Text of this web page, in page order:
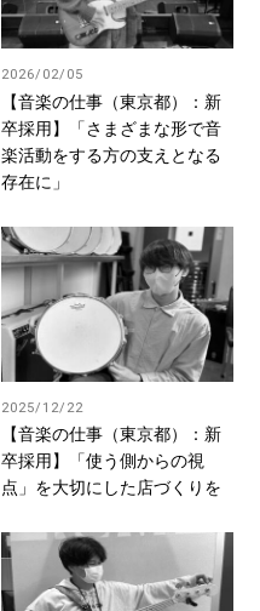
2026/02/05
【音楽の仕事（東京都）：新
卒採用】「さまざまな形で音
楽活動をする方の支えとなる
存在に」
2025/12/22
【音楽の仕事（東京都）：新
卒採用】「使う側からの視
点」を大切にした店づくりを